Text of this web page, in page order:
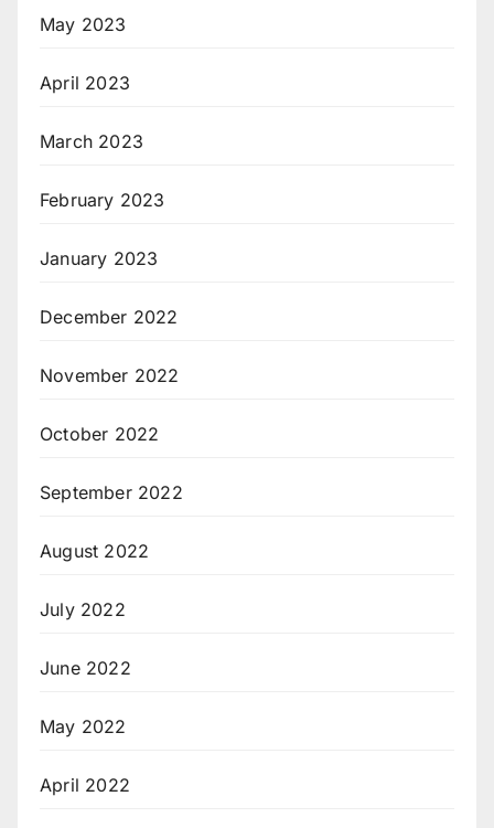
May 2023
April 2023
March 2023
February 2023
January 2023
December 2022
November 2022
October 2022
September 2022
August 2022
July 2022
June 2022
May 2022
April 2022